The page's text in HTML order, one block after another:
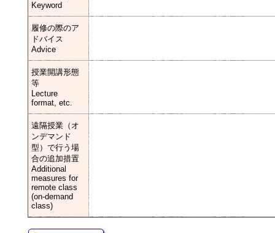
Keyword
履修の際のア
ドバイス
Advice
授業開講形態
等
Lecture
format, etc.
遠隔授業（オ
ンデマンド
型）で行う場
合の追加措置
Additional
measures for
remote class
(on-demand
class)